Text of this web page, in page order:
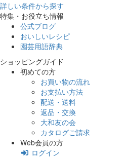
詳しい条件から探す
特集・お役立ち情報
公式ブログ
おいしいレシピ
園芸用語辞典
ショッピングガイド
初めての方
お買い物の流れ
お支払い方法
配送・送料
返品・交換
大和友の会
カタログご請求
Web会員の方
ログイン